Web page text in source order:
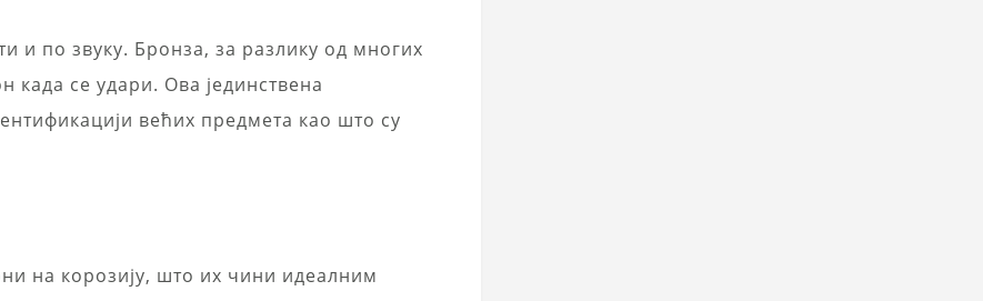
и по звуку. Бронза, за разлику од многих
када се удари. Ова јединствена
већих предмета као што су
на корозију, што их чини идеалним